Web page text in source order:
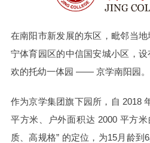
在南阳市新发展的东区，毗邻当
宁体育园区的中信国安城小区，
欢的托幼一体园 —— 京学南阳园。
作为京学集团旗下园所，自 2018
平方米、户外面积达 2000 平方
质、高规格” 的定位，为15月龄到